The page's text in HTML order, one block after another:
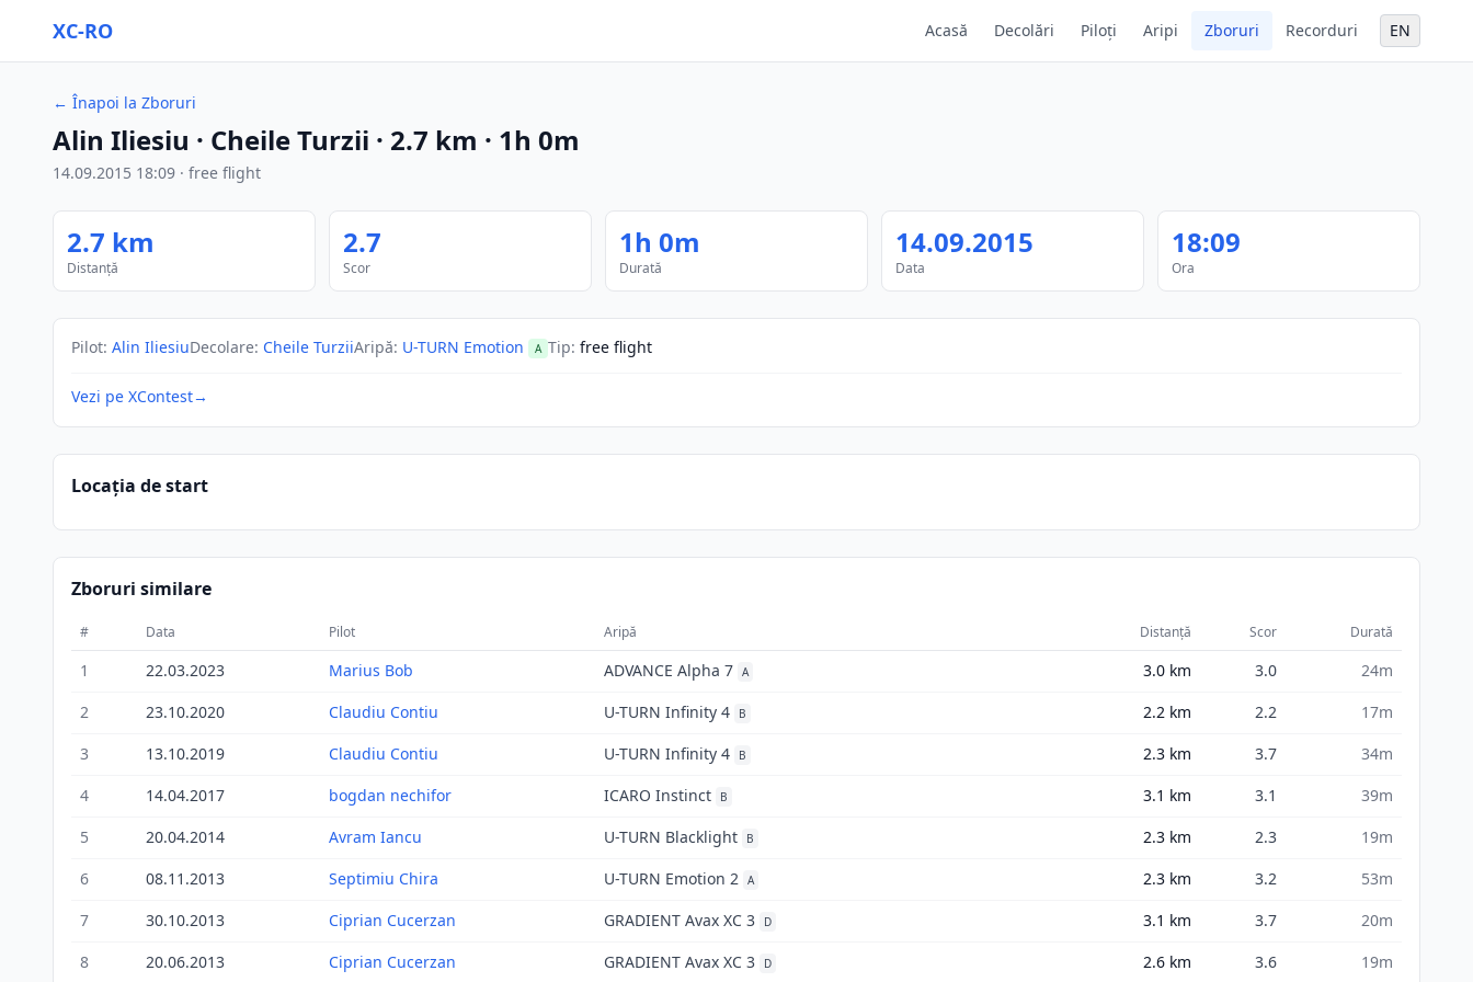
XC-RO Acasă Decolări Piloți Aripi Zboruri Recorduri EN
← Înapoi la Zboruri
Alin Iliesiu · Cheile Turzii · 2.7 km · 1h 0m
14.09.2015 18:09 · free flight
2.7 km
Distanță
2.7
Scor
1h 0m
Durată
14.09.2015
Data
18:09
Ora
Pilot: Alin IliesiuDecolare: Cheile TurziiAripă: U-TURN Emotion A Tip: free flight
Vezi pe XContest→
Locația de start
Zboruri similare
# Data Pilot Aripă Distanță Scor Durată
1 22.03.2023 Marius Bob ADVANCE Alpha 7 A 3.0 km 3.0
24m
2
23.10.2020 Claudiu Contiu U-TURN Infinity 4 B 2.2 km 2.2
17m
3
13.10.2019 Claudiu Contiu U-TURN Infinity 4 B 2.3 km 3.7
34m
4
14.04.2017 bogdan nechifor ICARO Instinct B 3.1 km 3.1
39m
5
20.04.2014 Avram Iancu U-TURN Blacklight B 2.3 km 2.3
19m
6
08.11.2013 Septimiu Chira U-TURN Emotion 2 A 2.3 km 3.2
53m
7
30.10.2013 Ciprian Cucerzan GRADIENT Avax XC 3 D 3.1 km 3.7
20m
8
20.06.2013 Ciprian Cucerzan GRADIENT Avax XC 3 D 2.6 km 3.6 19m